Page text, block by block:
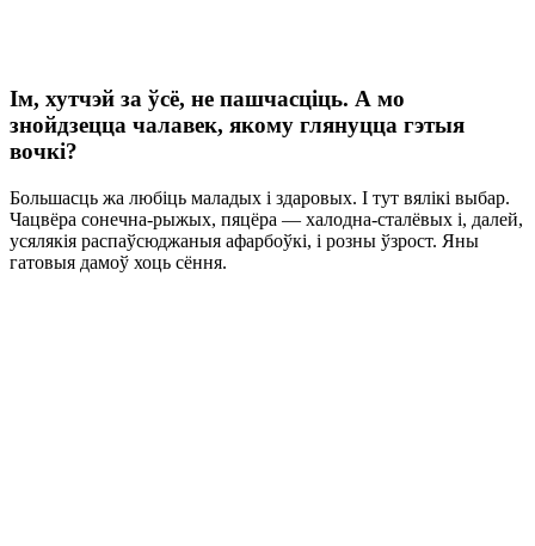
Ім, хутчэй за ўсё, не пашчасціць. А мо
знойдзецца чалавек, якому глянуцца гэтыя
вочкі?
Большасць жа любіць маладых і здаровых. І тут вялікі выбар.
Чацвёра сонечна-рыжых, пяцёра — халодна-сталёвых і, далей,
усялякія распаўсюджаныя афарбоўкі, і розны ўзрост. Яны
гатовыя дамоў хоць сёння.